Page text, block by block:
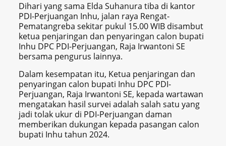
Dihari yang sama Elda Suhanura tiba di kantor
PDI-Perjuangan Inhu, jalan raya Rengat-
Pematangreba sekitar pukul 15.00 WIB disambut
ketua penjaringan dan penyaringan calon bupati
Inhu DPC PDI-Perjuangan, Raja Irwantoni SE
bersama pengurus lainnya.
Dalam kesempatan itu, Ketua penjaringan dan
penyaringan calon bupati Inhu DPC PDI-
Perjuangan, Raja Irwantoni SE, kepada wartawan
mengatakan hasil survei adalah salah satu yang
jadi tolak ukur di PDI-Perjuangan daman
memberikan dukungan kepada pasangan calon
bupati Inhu tahun 2024.